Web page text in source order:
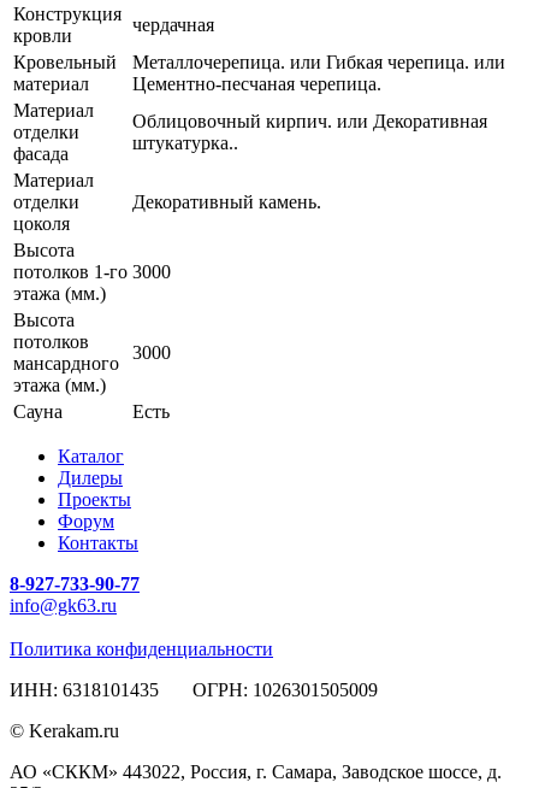
Конструкция
кровли
чердачная
Кровельный
материал
Металлочерепица. или Гибкая черепица. или
Цементно-песчаная черепица.
Материал
отделки
фасада
Облицовочный кирпич. или Декоративная
штукатурка..
Материал
отделки
цоколя
Декоративный камень.
Высота
потолков 1-го
этажа (мм.)
3000
Высота
потолков
мансардного
этажа (мм.)
3000
Сауна Есть
Каталог
Дилеры
Проекты
Форум
Контакты
8-927-733-90-77
info@gk63.ru
Политика конфиденциальности
ИНН: 6318101435 ОГРН: 1026301505009
© Kerakam.ru
АО «СККМ» 443022, Россия, г. Самара, Заводское шоссе, д.